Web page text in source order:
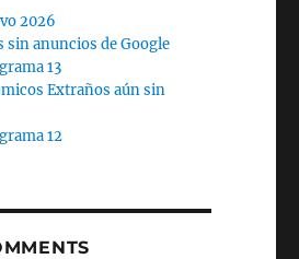
2026
sin anuncios de Google
13
Extraños aún sin
12